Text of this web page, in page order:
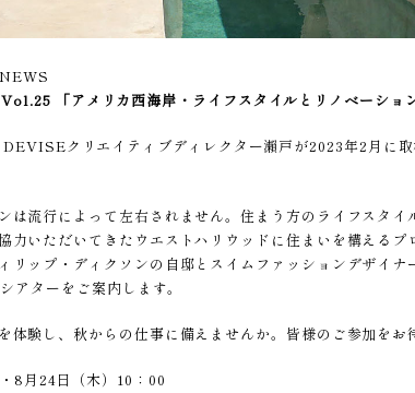
Vol.25
「アメリカ西海岸・ライフスタイルとリノベーショ
クリエイティブディレクター瀨戸が2023年2月に
は流行によって左右されません。住まう方のライフスタ
力いただいてきたウエストハリウッドに住まいを構える
リップ・ディクソンの自邸とスイムファッションデザイ
アターをご案内します。
体験し、秋からの仕事に備えませんか。皆様のご参加をお
8月24日（木）10：00